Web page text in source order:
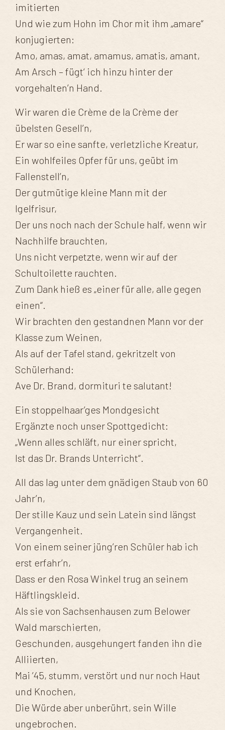
imitierten
Und wie zum Hohn im Chor mit ihm „amare“
konjugierten:
Amo, amas, amat, amamus, amatis, amant,
Am Arsch – fügt‘ ich hinzu hinter der
vorgehalten’n Hand.
Wir waren die Crème de la Crème der
übelsten Gesell’n,
Er war so eine sanfte, verletzliche Kreatur,
Ein wohlfeiles Opfer für uns, geübt im
Fallenstell’n,
Der gutmütige kleine Mann mit der
Igelfrisur,
Der uns noch nach der Schule half, wenn wir
Nachhilfe brauchten,
Uns nicht verpetzte, wenn wir auf der
Schultoilette rauchten.
Zum Dank hieß es „einer für alle, alle gegen
einen“.
Wir brachten den gestandnen Mann vor der
Klasse zum Weinen,
Als auf der Tafel stand, gekritzelt von
Schülerhand:
Ave Dr. Brand, dormituri te salutant!
Ein stoppelhaar’ges Mondgesicht
Ergänzte noch unser Spottgedicht:
„Wenn alles schläft, nur einer spricht,
Ist das Dr. Brands Unterricht“.
All das lag unter dem gnädigen Staub von 60
Jahr’n,
Der stille Kauz und sein Latein sind längst
Vergangenheit.
Von einem seiner jüng’ren Schüler hab ich
erst erfahr’n,
Dass er den Rosa Winkel trug an seinem
Häftlingskleid.
Als sie von Sachsenhausen zum Belower
Wald marschierten,
Geschunden, ausgehungert fanden ihn die
Alliierten,
Mai ’45, stumm, verstört und nur noch Haut
und Knochen,
Die Würde aber unberührt, sein Wille
ungebrochen.